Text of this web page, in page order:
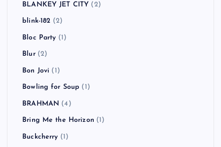
BLANKEY JET CITY (2)
blink-182 (2)
Bloc Party (1)
Blur(2)
Bon Jovi (1)
Bowling for Soup (1)
BRAHMAN (4)
Bring Me the Horizon (1)
Buckcherry (1)